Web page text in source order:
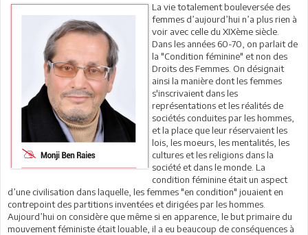
La vie totalement bouleversée des
femmes d’aujourd’hui n’a plus rien à
voir avec celle du XIXème siècle.
Dans les années 60-70, on parlait de
la "Condition féminine" et non des
Droits des Femmes. On désignait
ainsi la manière dont les femmes
s'inscrivaient dans les
représentations et les réalités de
sociétés conduites par les hommes,
et la place que leur réservaient les
lois, les moeurs, les mentalités, les
cultures et les religions dans la
société et dans le monde. La
condition féminine était un aspect
d’une civilisation dans laquelle, les femmes "en condition" jouaient en
contrepoint des partitions inventées et dirigées par les hommes.
Aujourd’hui on considère que même si en apparence, le but primaire du
mouvement féministe était louable, il a eu beaucoup de conséquences à